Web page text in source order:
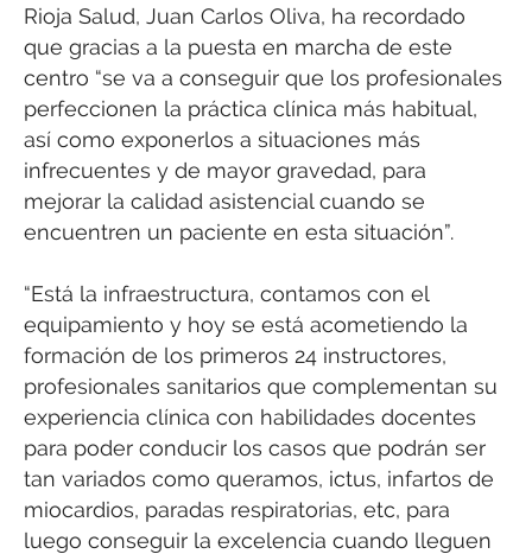
Rioja Salud, Juan Carlos Oliva, ha recordado
que gracias a la puesta en marcha de este
centro “se va a conseguir que los profesionales
perfeccionen la práctica clínica más habitual,
así como exponerlos a situaciones más
infrecuentes y de mayor gravedad, para
mejorar la calidad asistencial cuando se
encuentren un paciente en esta situación”.
“Está la infraestructura, contamos con el
equipamiento y hoy se está acometiendo la
formación de los primeros 24 instructores,
profesionales sanitarios que complementan su
experiencia clínica con habilidades docentes
para poder conducir los casos que podrán ser
tan variados como queramos, ictus, infartos de
miocardios, paradas respiratorias, etc, para
luego conseguir la excelencia cuando lleguen